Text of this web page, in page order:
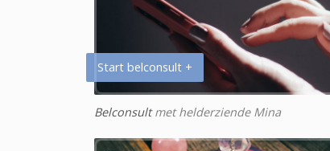
Start belconsult +
Belconsultmet helderziende Mina